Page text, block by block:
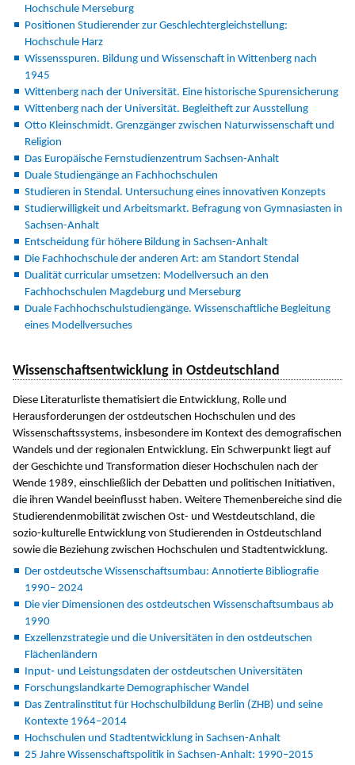
Hochschule Merseburg
Positionen Studierender zur Geschlechtergleichstellung:
Hochschule Harz
Wissensspuren. Bildung und Wissenschaft in Wittenberg nach
1945
Wittenberg nach der Universität. Eine historische Spurensicherung
Wittenberg nach der Universität. Begleitheft zur Ausstellung
Otto Kleinschmidt. Grenzgänger zwischen Naturwissenschaft und
Religion
Das Europäische Fernstudienzentrum Sachsen-Anhalt
Duale Studiengänge an Fachhochschulen
Studieren in Stendal. Untersuchung eines innovativen Konzepts
Studierwilligkeit und Arbeitsmarkt. Befragung von Gymnasiasten in
Sachsen-Anhalt
Entscheidung für höhere Bildung in Sachsen-Anhalt
Die Fachhochschule der anderen Art: am Standort Stendal
Dualität curricular umsetzen: Modellversuch an den
Fachhochschulen Magdeburg und Merseburg
Duale Fachhochschulstudiengänge. Wissenschaftliche Begleitung
eines Modellversuches
Wissenschaftsentwicklung in Ostdeutschland
Diese Literaturliste thematisiert die Entwicklung, Rolle und
Herausforderungen der ostdeutschen Hochschulen und des
Wissenschaftssystems, insbesondere im Kontext des demografischen
Wandels und der regionalen Entwicklung. Ein Schwerpunkt liegt auf
der Geschichte und Transformation dieser Hochschulen nach der
Wende 1989, einschließlich der Debatten und politischen Initiativen,
die ihren Wandel beeinflusst haben. Weitere Themenbereiche sind die
Studierendenmobilität zwischen Ost- und Westdeutschland, die
sozio-kulturelle Entwicklung von Studierenden in Ostdeutschland
sowie die Beziehung zwischen Hochschulen und Stadtentwicklung.
Der ostdeutsche Wissenschaftsumbau: Annotierte Bibliografie
1990– 2024
Die vier Dimensionen des ostdeutschen Wissenschaftsumbaus ab
1990
Exzellenzstrategie und die Universitäten in den ostdeutschen
Flächenländern
Input‐ und Leistungsdaten der ostdeutschen Universitäten
Forschungslandkarte Demographischer Wandel
Das Zentralinstitut für Hochschulbildung Berlin (ZHB) und seine
Kontexte 1964–2014
Hochschulen und Stadtentwicklung in Sachsen-Anhalt
25 Jahre Wissenschaftspolitik in Sachsen-Anhalt: 1990–2015